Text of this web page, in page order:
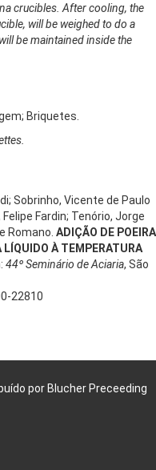
crucibles. After cooling, the
will be weighed to do a
be maintained inside the
Briquetes.
Sobrinho, Vicente de Paulo
Fardin; Tenório, Jorge
Romano. ADIÇÃO DE POEIRA
LÍQUIDO À TEMPERATURA
44º Seminário de Aciaria, São
22810
por Blucher Preceeding